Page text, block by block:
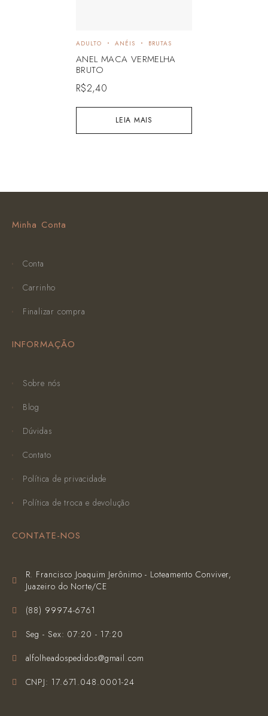
LEIA MAIS
ADULTO ANÉIS BRUTAS
ANEL MACA VERMELHA
BRUTO
R$2,40
Minha Conta
Conta
Carrinho
Finalizar compra
INFORMAÇÃO
Sobre nós
Blog
Dúvidas
Contato
Política de privacidade
Política de troca e devolução
CONTATE-NOS
R. Francisco Joaquim Jerônimo - Loteamento Conviver,
Juazeiro do Norte/CE
(‪88) 99974-6761‬
Seg - Sex: 07:20 - 17:20
alfolheadospedidos@gmail.com
CNPJ: 17.671.048.0001-24